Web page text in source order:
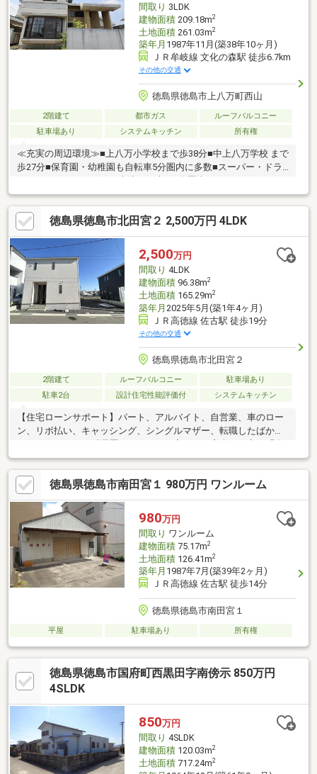
間取り 3LDK
建物面積209.18m2
土地面積261.03m2
築年月 1987年11月(築38年10ヶ月)
ＪＲ牟岐線 文化の森駅 徒歩6.7km
その他の交通
徳島県徳島市上八万町西山
2階建て 都市ガス
ルーフバルコニー
駐車場あり
システムキッチン 所有権
≪充実の周辺環境≫■上八万小学校まで歩38分■中上八万学校 まで
歩27分■保育園・幼稚園も自転車5分圏内に多数■スーパー・ドラ
徳島県徳島市北田宮２ 2,500万円 4LDK
2,500万円
間取り 4LDK
建物面積96.38m2
土地面積165.29m2
築年月 2025年5月(築1年4ヶ月)
ＪＲ高徳線 佐古駅 徒歩19分
その他の交通
徳島県徳島市北田宮２
2階建て ルーフバルコニー
駐車場あり
駐車2台
設計住宅性能評価付 システムキッチン
【住宅ローンサポート】パート、アルバイト、自営業、車のロー
ン、リボ払い、キャッシング、シングルマザー、転職したばか
り、クレジットの延滞歴があるなど住宅ローン審査が不安、「自
分は無理かも…」という方ほどご相談ください！▼審査通過例・
年収300万＋車ローン／勤続1年→通過・年収260万／シングル／
カード残債→通過・転職4ヶ月／頭金0→通過・自営業2年目→補
足資料＆補足説明で通過・パート3年目/年収180万円→承無理な営
業はいたしません。通る方法を一緒に探します。087-810-3147／
【見学予約】からも受付中
徳島県徳島市南田宮１ 980万円 ワンルーム
980万円
間取り ワンルーム
建物面積75.17m2
土地面積126.41m2
築年月 1987年7月(築39年2ヶ月)
ＪＲ高徳線 佐古駅 徒歩14分
徳島県徳島市南田宮１
平屋 駐車場あり 所有権
徳島県徳島市国府町西黒田字南傍示 850万円
4SLDK
850万円
間取り 4SLDK
建物面積120.03m2
土地面積717.24m2